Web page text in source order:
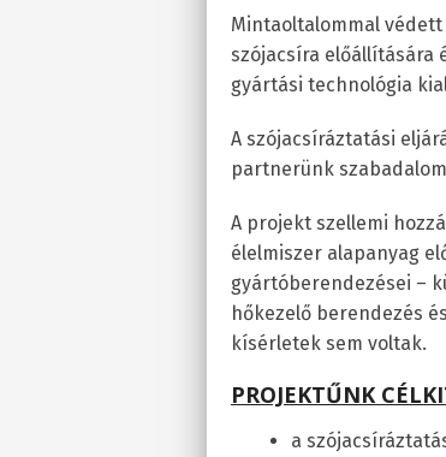
Mintaoltalommal
szójacsíra előállítására
gyártási technológia
A szójacsíráztatási
partnerünk
A projekt szellemi
élelmiszer alapanyag
gyártóberendezései –
hőkezelő berendezés
kísérletek sem voltak.
PROJEKTŰNK
a